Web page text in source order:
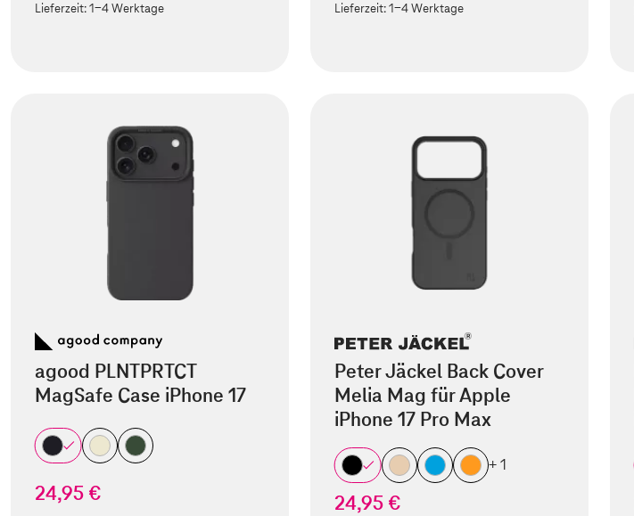
Lieferzeit:1-4 Werktage Lieferzeit:1-4 Werktage
agood PLNTPRTCT
MagSafe Case iPhone 17
24,95 €
Peter Jäckel Back Cover
Melia Mag für Apple
iPhone 17 Pro Max
+ 1
24,95 €